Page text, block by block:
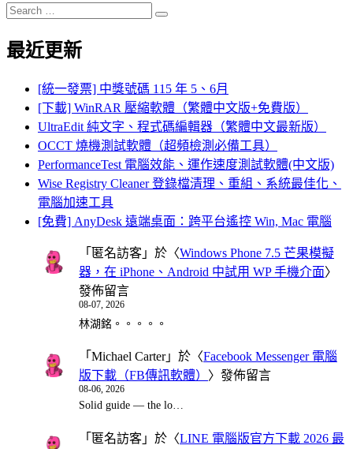
Search
for:
Search
最近更新
[統一發票] 中獎號碼 115 年 5、6月
[下載] WinRAR 壓縮軟體（繁體中文版+免費版）
UltraEdit 純文字、程式碼編輯器（繁體中文最新版）
OCCT 燒機測試軟體（超頻檢測必備工具）
PerformanceTest 電腦效能、運作速度測試軟體(中文版)
Wise Registry Cleaner 登錄檔清理、重組、系統最佳化、
電腦加速工具
[免費] AnyDesk 遠端桌面：跨平台遙控 Win, Mac 電腦
「 匿名訪客 」於〈Windows Phone 7.5 芒果模擬
器，在 iPhone、Android 中試用 WP 手機介面〉
發佈留言
08-07, 2026
林湖銘。。。。。
「 Michael Carter」於〈Facebook Messenger 電腦
版下載（FB傳訊軟體） 〉發佈留言
08-06, 2026
Solid guide — the lo…
「 匿名訪客 」於〈LINE 電腦版官方下載 2026 最